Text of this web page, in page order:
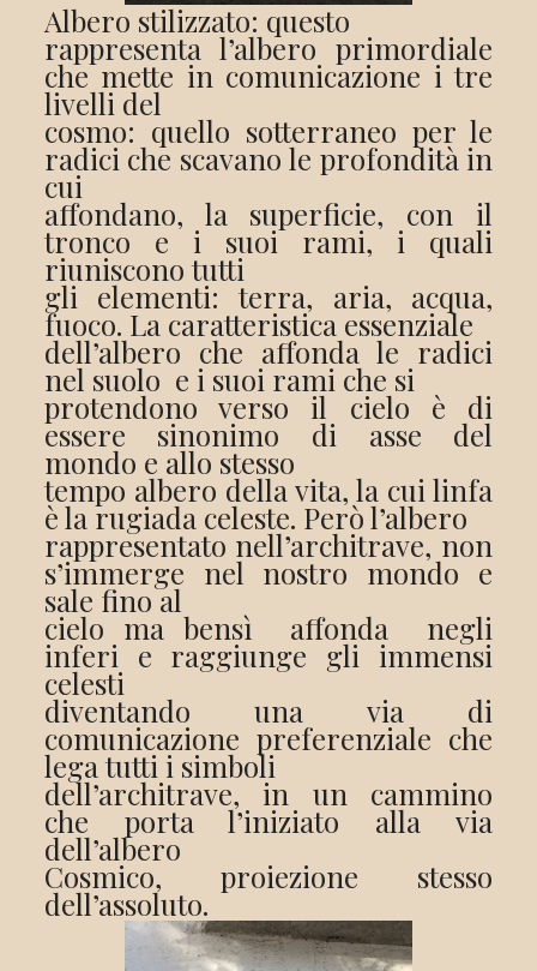
Albero stilizzato: questo
rappresenta l’albero primordiale
che mette in comunicazione i tre
livelli del
cosmo: quello sotterraneo per le
radici che scavano le profondità in
cui
affondano, la superficie, con il
tronco e i suoi rami, i quali
riuniscono tutti
gli elementi: terra, aria, acqua,
fuoco. La caratteristica essenziale
dell’albero che affonda le radici
nel suolo e i suoi rami che si
protendono verso il cielo è di
essere sinonimo di asse del
mondo e allo stesso
tempo albero della vita, la cui linfa
è la rugiada celeste. Però l’albero
rappresentato nell’architrave, non
s’immerge nel nostro mondo e
sale fino al
cielo ma bensì affonda negli
inferi e raggiunge gli immensi
celesti
diventando una via di
comunicazione preferenziale che
lega tutti i simboli
dell’architrave, in un cammino
che porta l’iniziato alla via
dell’albero
Cosmico, proiezione stesso
dell’assoluto.